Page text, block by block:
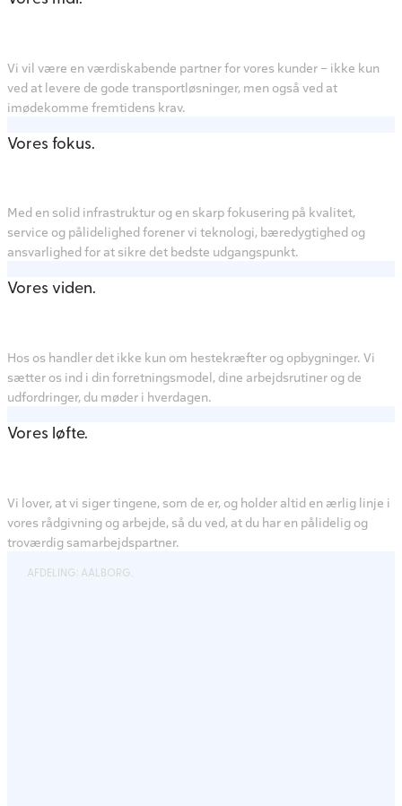
Vi vil være en værdiskabende partner for vores kunder – ikke kun
ved at levere de gode transportløsninger, men også ved at
imødekomme fremtidens krav.
Vores fokus.
Med en solid infrastruktur og en skarp fokusering på kvalitet,
service og pålidelighed forener vi teknologi, bæredygtighed og
ansvarlighed for at sikre det bedste udgangspunkt.
Vores viden.
Hos os handler det ikke kun om hestekræfter og opbygninger. Vi
sætter os ind i din forretningsmodel, dine arbejdsrutiner og de
udfordringer, du møder i hverdagen.
Vores løfte.
Vi lover, at vi siger tingene, som de er, og holder altid en ærlig linje i
vores rådgivning og arbejde, så du ved, at du har en pålidelig og
troværdig samarbejdspartner.
AFDELING: AALBORG.